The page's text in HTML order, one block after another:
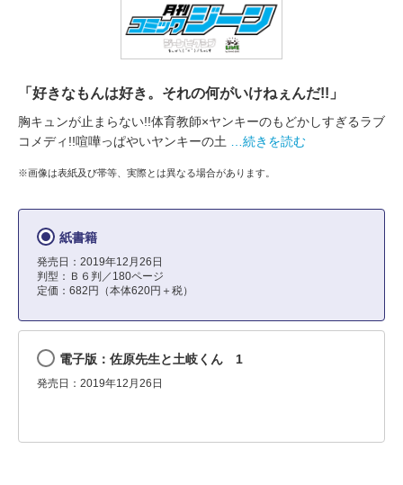
「好きなもんは好き。それの何がいけねぇんだ!!」
胸キュンが止まらない!!体育教師×ヤンキーのもどかしすぎるラブ
コメディ!!喧嘩っぱやいヤンキーの土
…続きを読む
※画像は表紙及び帯等、実際とは異なる場合があります。
紙書籍
発売日：2019年12月26日
判型：Ｂ６判／180ページ
定価：682円（本体620円＋税）
電子版：佐原先生と土岐くん 1
発売日：2019年12月26日